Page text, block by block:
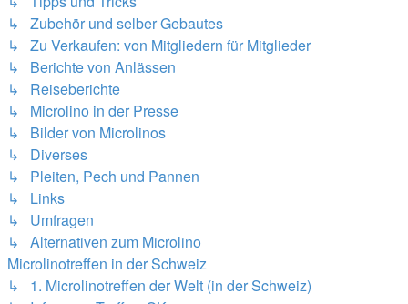
↳ Zubehör und selber Gebautes
↳ Zu Verkaufen: von Mitgliedern für Mitglieder
↳ Berichte von Anlässen
↳ Reiseberichte
↳ Microlino in der Presse
↳ Bilder von Microlinos
↳ Diverses
↳ Pleiten, Pech und Pannen
↳ Links
↳ Umfragen
↳ Alternativen zum Microlino
Microlinotreffen in der Schweiz
↳ 1. Microlinotreffen der Welt (in der Schweiz)